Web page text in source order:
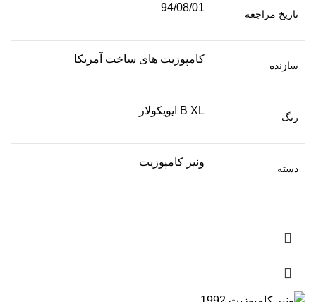
تاریخ مراجعه
94/08/01
سازنده
کامپوزیت های ساخت آمریکا
رنگ
B XL ایویکولار
دسته
ونیر کامپوزیت